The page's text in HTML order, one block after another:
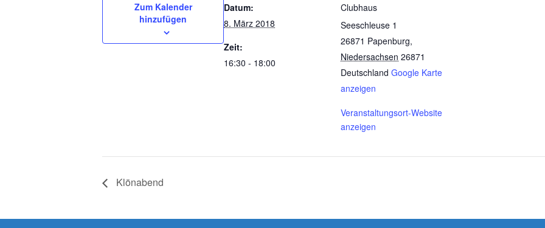
Zum Kalender
hinzufügen
Datum:
8. März 2018
Zeit:
16:30 - 18:00
Clubhaus
Seeschleuse 1
26871 Papenburg,
Niedersachsen 26871
Deutschland Google Karte
anzeigen
Veranstaltungsort-Website
anzeigen
Klönabend